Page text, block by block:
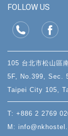
FOLLOW US
105 台北市松山區
5F, No.399, Sec.
Taipei City 105,
T: +886 2 2769
M: